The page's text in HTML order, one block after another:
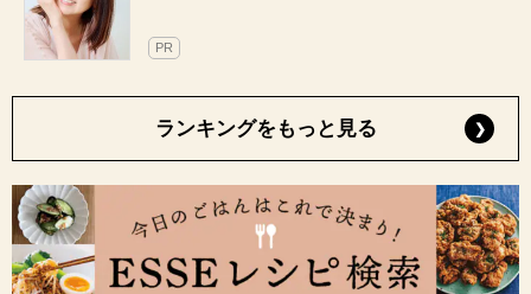
PR
ランキングをもっと見る